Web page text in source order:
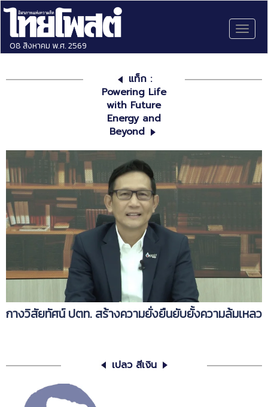
08 สิงหาคม พ.ศ. 2569
แท็ก :
Powering Life
with Future
Energy and
Beyond
กางวิสัยทัศน์ ปตท. สร้างความยั่งยืนยับยั้งความล้มเหลว
เปลว สีเงิน